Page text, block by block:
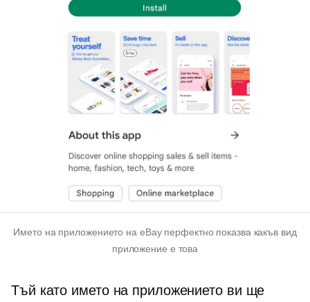
Името на приложението на eBay перфектно показва какъв вид
приложение е това
Тъй като името на приложението ви ще